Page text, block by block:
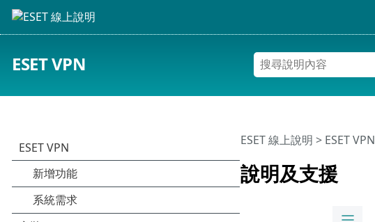
ESET VPN
說明及支援
ESET 線上說明 > ESET VPN